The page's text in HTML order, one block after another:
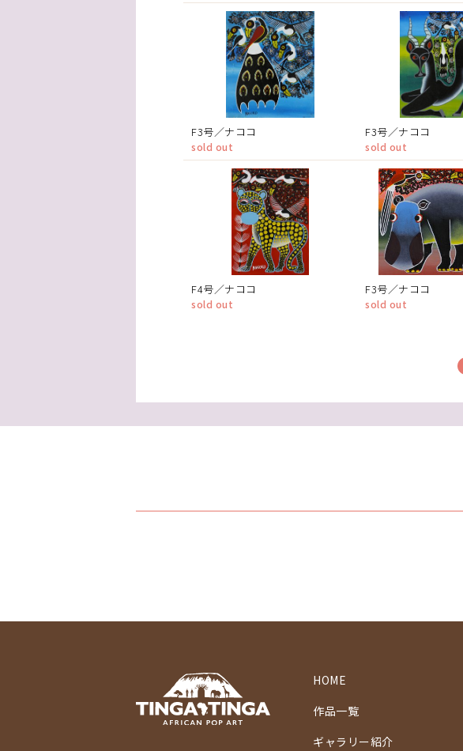
F3号／ナココ
sold out
F3号／ナココ
sold out
F4号／ナココ
sold out
F3号／ナココ
sold out
HOME
作品一覧
ギャラリー紹介